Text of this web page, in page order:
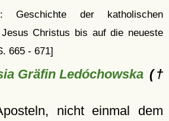
Geschichte der katholischen
Christus bis auf die neueste
665 - 671]
Gräfin Ledóchowska(†
nicht einmal dem